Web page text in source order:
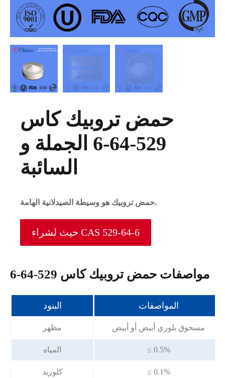
حمض تروبيك كاس
529-64-6 الجملة و
السائبة
حمض تروبيك هو وسيطة الصيدلانية الهامة.
حيث لشراء CAS 529-64-6
مواصفات حمض تروبيك كاس 529-64-6
البنود المواصفات
مظهر مسحوق بلوري أبيض أو أبيض
المياه ≤ 0.5%
كلوريد ≤ 0.1%